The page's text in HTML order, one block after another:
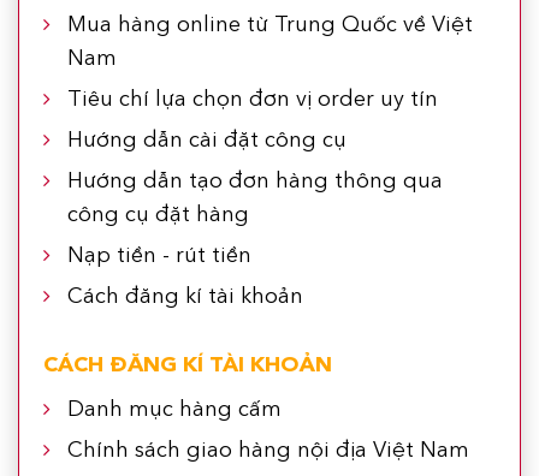
Mua hàng online từ Trung Quốc về Việt
Nam
Tiêu chí lựa chọn đơn vị order uy tín
Hướng dẫn cài đặt công cụ
Hướng dẫn tạo đơn hàng thông qua
công cụ đặt hàng
Nạp tiền - rút tiền
Cách đăng kí tài khoản
CÁCH ĐĂNG KÍ TÀI KHOẢN
Danh mục hàng cấm
Chính sách giao hàng nội địa Việt Nam